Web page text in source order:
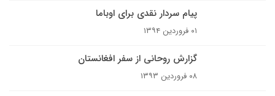
پیام سردار نقدی برای اوباما
۰۱ فروردین ۱۳۹۴
گزارش روحانی از سفر افغانستان
۰۸ فروردین ۱۳۹۳